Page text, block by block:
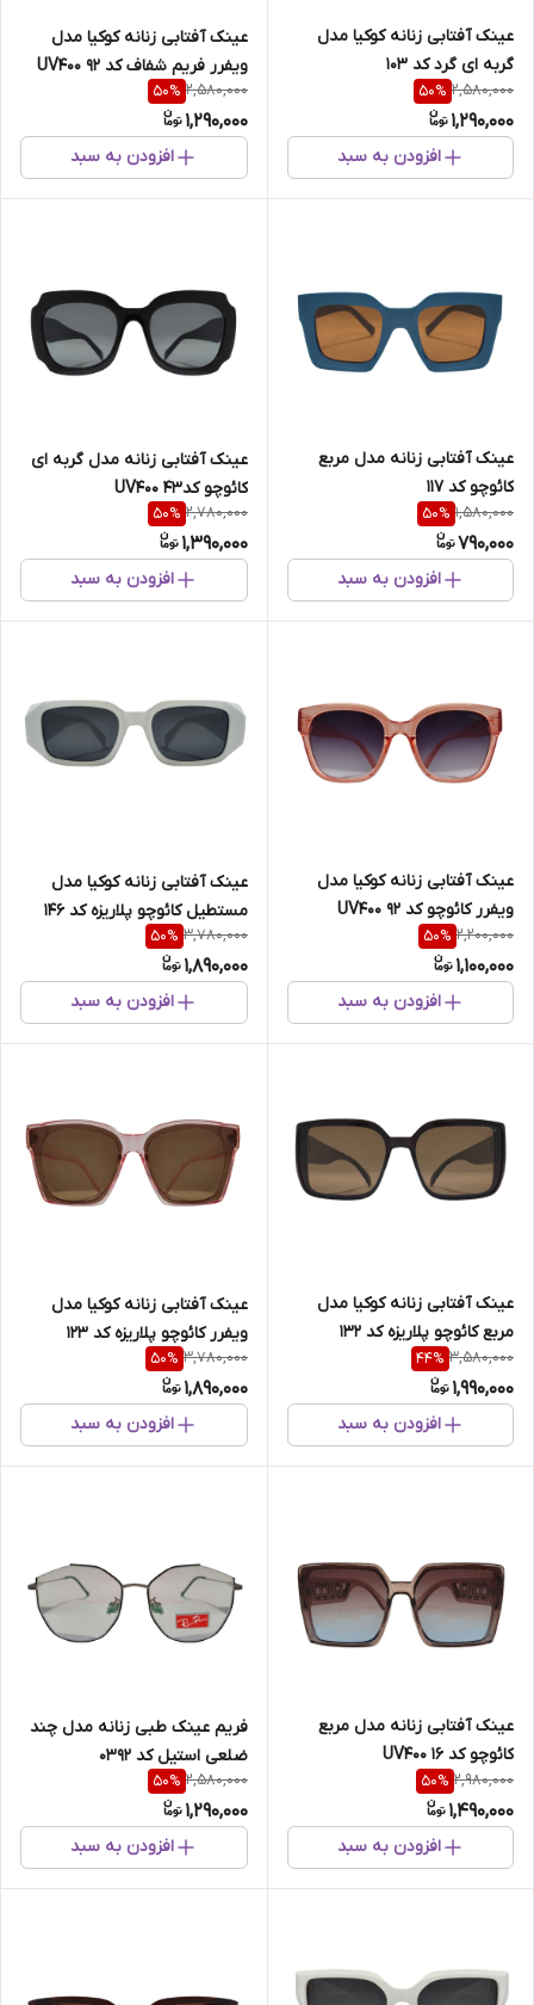
عینک آفتابی زنانه کوکیا مدل
گربه ای گرد کد 103
2,580,000
50%
1,290,000
افزودن به سبد
عینک آفتابی زنانه کوکیا مدل
ویفرر فریم شفاف کد 92 UV400
2,580,000
50%
1,290,000
افزودن به سبد
عینک آفتابی زنانه مدل مربع
کائوچو کد 117
1,580,000
50%
790,000
افزودن به سبد
عینک آفتابی زنانه مدل گربه ای
کائوچو کد43 UV400
2,780,000
50%
1,390,000
افزودن به سبد
عینک آفتابی زنانه کوکیا مدل
ویفرر کائوچو کد 92 UV400
2,200,000
50%
1,100,000
افزودن به سبد
عینک آفتابی زنانه کوکیا مدل
مستطیل کائوچو پلاریزه کد 146
3,780,000
50%
1,890,000
افزودن به سبد
عینک آفتابی زنانه کوکیا مدل
مربع کائوچو پلاریزه کد 132
3,580,000
44%
1,990,000
افزودن به سبد
عینک آفتابی زنانه کوکیا مدل
ویفرر کائوچو پلاریزه کد 123
UV400
3,780,000
50%
1,890,000
افزودن به سبد
عینک آفتابی زنانه مدل مربع
کائوچو کد 16 UV400
2,980,000
50%
1,490,000
افزودن به سبد
فریم عینک طبی زنانه مدل چند
ضلعی استیل کد 0392
2,580,000
50%
1,290,000
افزودن به سبد